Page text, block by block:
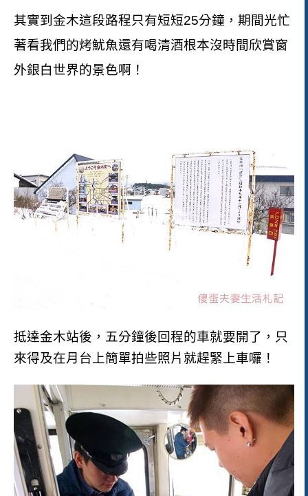
其實到金木這段路程只有短短25分鐘，期間光忙
著看我們的烤魷魚還有喝清酒根本沒時間欣賞窗
外銀白世界的景色啊！
抵達金木站後，五分鐘後回程的車就要開了，只
來得及在月台上簡單拍些照片就趕緊上車囉！